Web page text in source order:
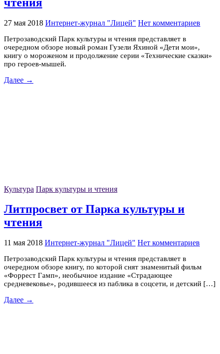
27 мая 2018 Интернет-журнал "Лицей" Нет комментариев
Петрозаводский Парк культуры и чтения представляет в
очередном обзоре новый роман Гузели Яхиной «Дети мои»,
книгу о мороженом и продолжение серии «Технические сказки»
про героев-мышей.
Далее →
Культура Парк культуры и чтения
Литпросвет от Парка культуры и
чтения
11 мая 2018 Интернет-журнал "Лицей" Нет комментариев
Петрозаводский Парк культуры и чтения представляет в
очередном обзоре книгу, по которой снят знаменитый фильм
«Форрест Гамп», необычное издание «Страдающее
средневековье», родившееся из паблика в соцсети, и детский […]
Далее →